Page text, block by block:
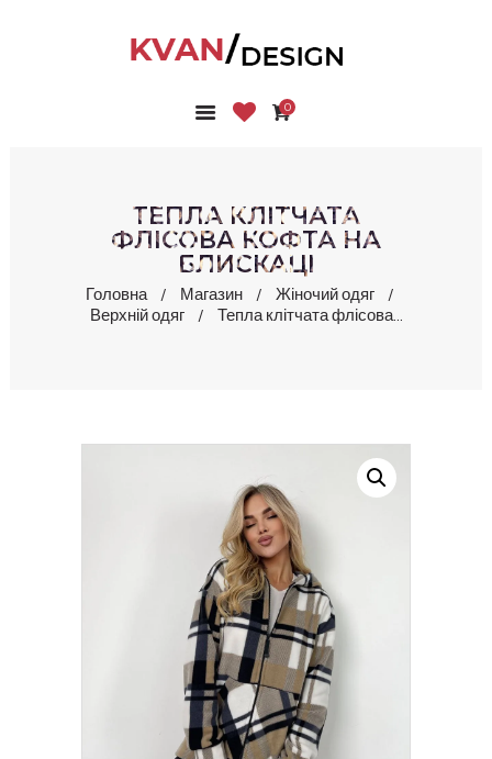
0
ТЕПЛА КЛІТЧАТА
ФЛІСОВА КОФТА НА
БЛИСКАЦІ
Головна Магазин
Жіночий одяг
Верхній одяг
Тепла клітчата флісова...
ГОЛОВНА
ПРО НАС
КОНТАКТИ